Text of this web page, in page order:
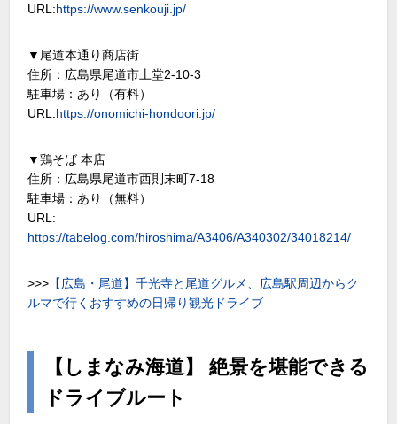
URL:https://www.senkouji.jp/
▼尾道本通り商店街
住所：広島県尾道市土堂2-10-3
駐車場：あり（有料）
URL:https://onomichi-hondoori.jp/
▼鶏そば 本店
住所：広島県尾道市西則末町7-18
駐車場：あり（無料）
URL:
https://tabelog.com/hiroshima/A3406/A340302/34018214/
>>> 【広島・尾道】千光寺と尾道グルメ、広島駅周辺からク
ルマで行くおすすめの日帰り観光ドライブ
【しまなみ海道】 絶景を堪能できる
ドライブルート